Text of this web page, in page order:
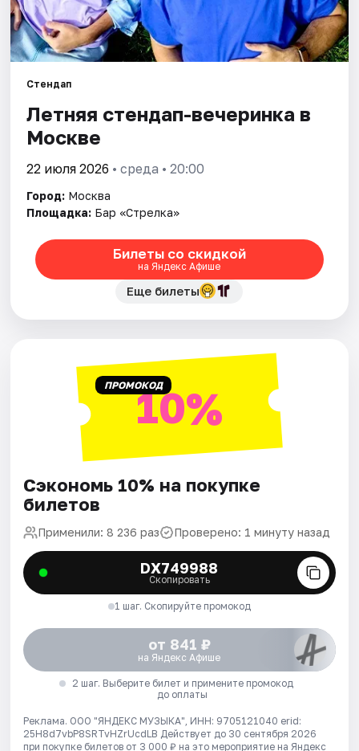
Стендап
Летняя стендап-вечеринка в
Москве
22 июля 2026 • среда • 20:00
Город: Москва
Площадка: Бар «Стрелка»
Билеты со скидкой
на Яндекс Афише
Еще билеты
ПРОМОКОД10%
Сэкономь 10% на покупке
билетов
Применили: 8 236 раз Проверено: 1 минуту назад
DX749988
Скопировать
1 шаг. Скопируйте промокод
от 841 ₽
на Яндекс Афише
2 шаг. Выберите билет и примените промокод
до оплаты
Реклама. ООО "ЯНДЕКС МУЗЫКА", ИНН: 9705121040 erid:
25H8d7vbP8SRTvHZrUcdLB Действует до 30 сентября 2026
при покупке билетов от 3 000 ₽ на это мероприятие на Яндекс